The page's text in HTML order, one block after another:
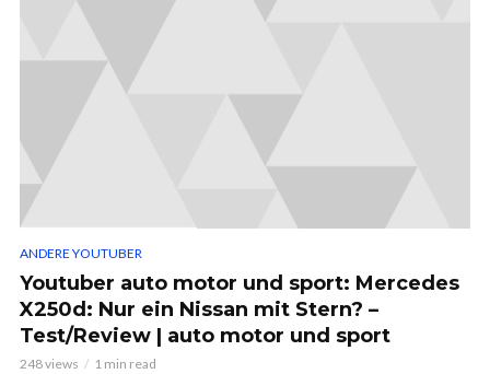
ANDERE YOUTUBER
Youtuber auto motor und sport: Mercedes
X250d: Nur ein Nissan mit Stern? –
Test/Review | auto motor und sport
248 views 1 min read